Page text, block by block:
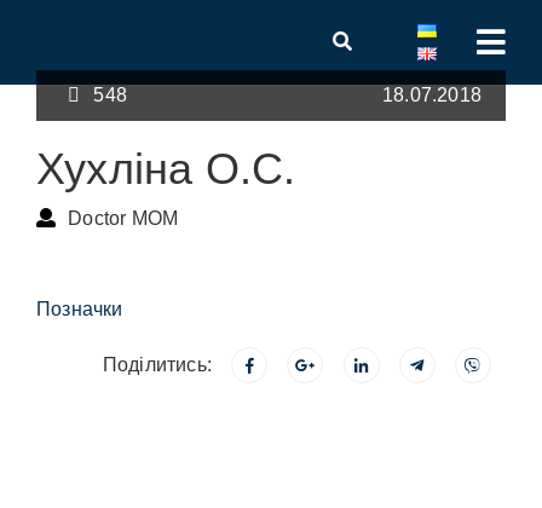
548 18.07.2018
Хухліна О.С.
Doctor MOM
Позначки
Поділитись: